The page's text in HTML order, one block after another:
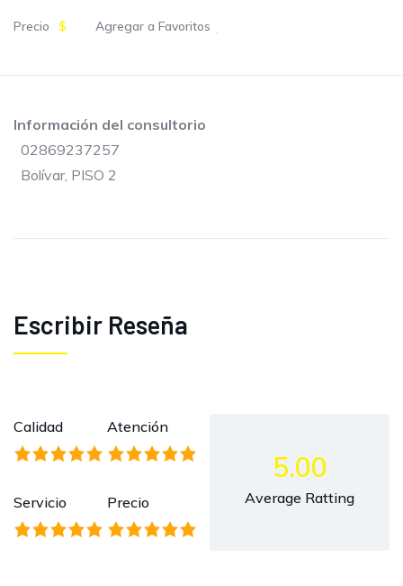
Precio $ Agregar a Favoritos
Información del consultorio
02869237257
Bolívar, PISO 2
Escribir Reseña
Calidad Atención
Servicio Precio
5.00
Average Ratting